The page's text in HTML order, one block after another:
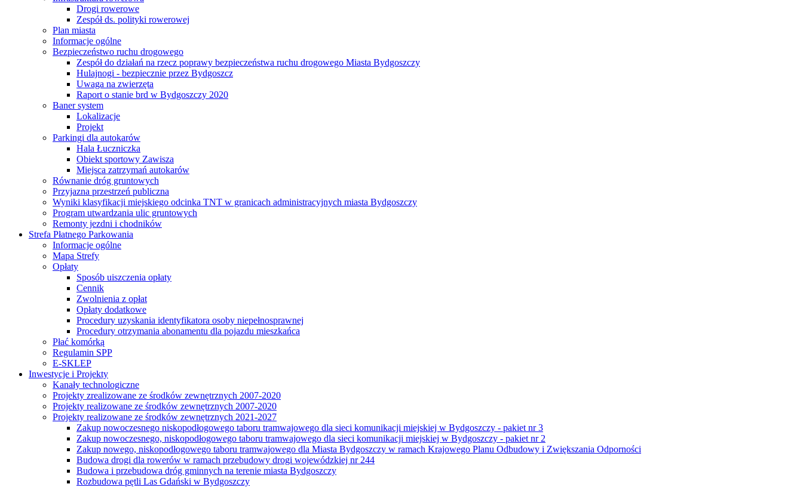
Drogi rowerowe
Zespół ds. polityki rowerowej
Plan miasta
Informacje ogólne
Bezpieczeństwo ruchu drogowego
Zespół do działań na rzecz poprawy bezpieczeństwa ruchu drogowego Miasta Bydgoszczy
Hulajnogi - bezpiecznie przez Bydgoszcz
Uwaga na zwierzęta
Raport o stanie brd w Bydgoszczy 2020
Baner system
Lokalizacje
Projekt
Parkingi dla autokarów
Hala Łuczniczka
Obiekt sportowy Zawisza
Miejsca zatrzymań autokarów
Równanie dróg gruntowych
Przyjazna przestrzeń publiczna
Wyniki klasyfikacji miejskiego odcinka TNT w granicach administracyjnych miasta Bydgoszczy
Program utwardzania ulic gruntowych
Remonty jezdni i chodników
Strefa Płatnego Parkowania
Informacje ogólne
Mapa Strefy
Opłaty
Sposób uiszczenia opłaty
Cennik
Zwolnienia z opłat
Opłaty dodatkowe
Procedury uzyskania identyfikatora osoby niepełnosprawnej
Procedury otrzymania abonamentu dla pojazdu mieszkańca
Płać komórką
Regulamin SPP
E-SKLEP
Inwestycje i Projekty
Kanały technologiczne
Projekty zrealizowane ze środków zewnętrznych 2007-2020
Projekty realizowane ze środków zewnętrznych 2007-2020
Projekty realizowane ze środków zewnętrznych 2021-2027
Zakup nowoczesnego niskopodłogowego taboru tramwajowego dla sieci komunikacji miejskiej w Bydgoszczy - pakiet nr 3
Zakup nowoczesnego, niskopodłogowego taboru tramwajowego dla sieci komunikacji miejskiej w Bydgoszczy - pakiet nr 2
Zakup nowego, niskopodłogowego taboru tramwajowego dla Miasta Bydgoszczy w ramach Krajowego Planu Odbudowy i Zwiększania Odporności
Budowa drogi dla rowerów w ramach przebudowy drogi wojewódzkiej nr 244
Budowa i przebudowa dróg gminnych na terenie miasta Bydgoszczy
Rozbudowa pętli Las Gdański w Bydgoszczy